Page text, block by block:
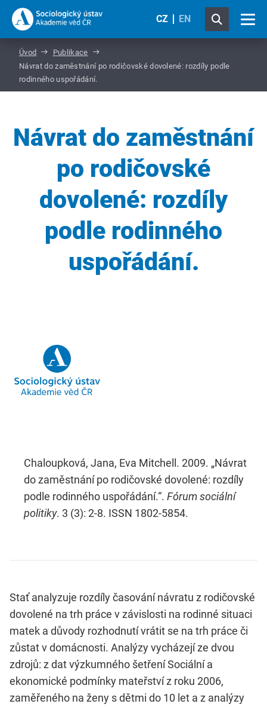
CZ EN
Úvod
Publikace
Návrat do zaměstnání po rodičovské dovolené: rozdíly podle
rodinného uspořádání.
Návrat do zaměstnání
po rodičovské
dovolené: rozdíly
podle rodinného
uspořádání.
Chaloupková, Jana, Eva Mitchell. 2009. „Návrat
do zaměstnání po rodičovské dovolené: rozdíly
podle rodinného uspořádání.“. Fórum sociální
politiky. 3 (3): 2-8. ISSN 1802-5854.
Stať analyzuje rozdíly časování návratu z rodičovské
dovolené na trh práce v závislosti na rodinné situaci
matek a důvody rozhodnutí vrátit se na trh práce či
zůstat v domácnosti. Analýzy vycházejí ze dvou
zdrojů: z dat výzkumného šetření Sociální a
ekonomické podmínky mateřství z roku 2006,
zaměřeného na ženy s dětmi do 10 let a z analýzy